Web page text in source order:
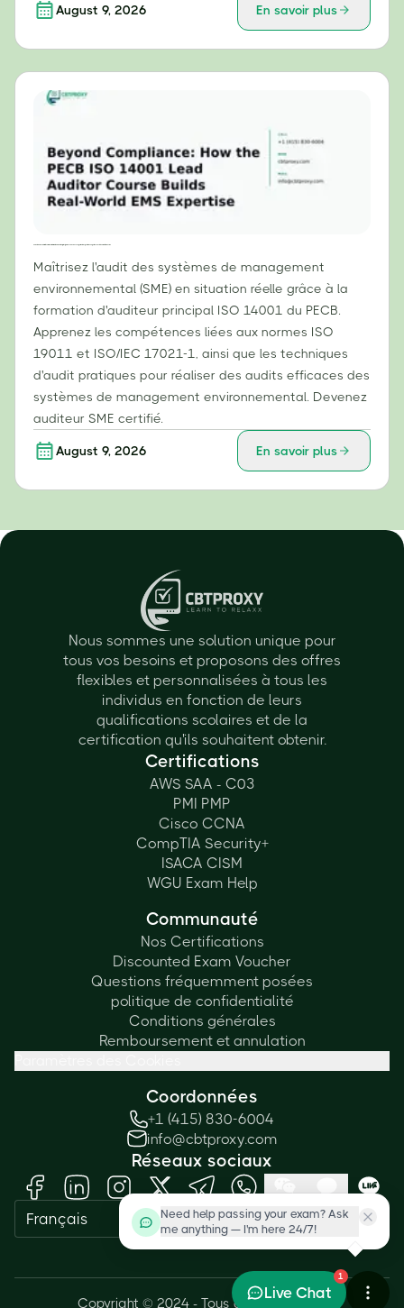
August 9, 2026 En savoir plus
Maîtrisez l'audit des systèmes de management
environnemental (SME) en situation réelle grâce à la
formation d'auditeur principal ISO 14001 du PECB.
Apprenez les compétences liées aux normes ISO
19011 et ISO/IEC 17021-1, ainsi que les techniques
d'audit pratiques pour réaliser des audits efficaces des
systèmes de management environnemental. Devenez
auditeur SME certifié.
August 9, 2026 En savoir plus
Nous sommes une solution unique pour
tous vos besoins et proposons des offres
flexibles et personnalisées à tous les
individus en fonction de leurs
qualifications scolaires et de la
certification qu'ils souhaitent obtenir.
Certifications
AWS SAA - C03
PMI PMP
Cisco CCNA
CompTIA Security+
ISACA CISM
WGU Exam Help
Communauté
Nos Certifications
Discounted Exam Voucher
Questions fréquemment posées
politique de confidentialité
Conditions générales
Remboursement et annulation
Coordonnées
+1 (415) 830-6004
info@cbtproxy.com
Réseaux sociaux
Français
Copyright © 2024 - Tous droits réservés.
Need help passing your exam? Ask
me anything — I'm here 24/7!
1
Live Chat